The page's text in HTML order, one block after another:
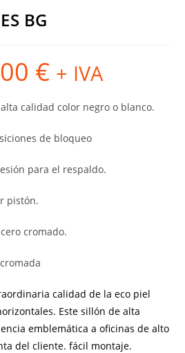
BG
€El
precio
actual
255,00 €.
+ IVA
calidad color negro o blanco.
de bloqueo
para el respaldo.
pistón.
cromado.
calidad de la eco piel
Este sillón de alta
emblemática a oficinas de alto
del cliente. fácil montaje.